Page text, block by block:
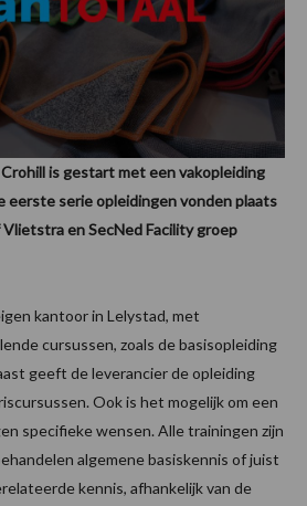
is gestart met een vakopleiding
eerste serie opleidingen vonden plaats
en SecNed Facility groep
kantoor in Lelystad, met
cursussen, zoals de basisopleiding
geeft de leverancier de opleiding
Ook is het mogelijk om een
specifieke wensen. Alle trainingen zijn
algemene basiskennis of juist
kennis, afhankelijk van de